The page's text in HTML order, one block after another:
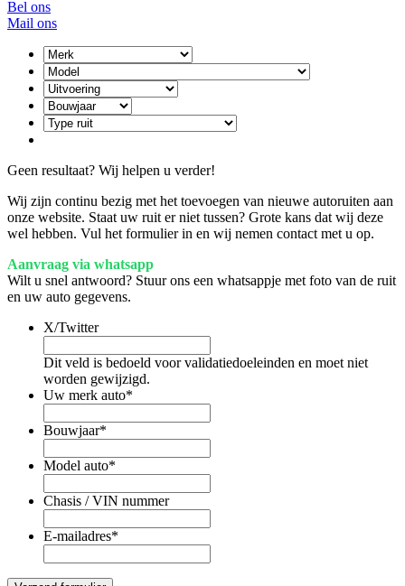
Bel ons
Mail ons
Geen resultaat? Wij helpen u verder!
Wij zijn continu bezig met het toevoegen van nieuwe autoruiten aan
onze website. Staat uw ruit er niet tussen? Grote kans dat wij deze
wel hebben. Vul het formulier in en wij nemen contact met u op.
Aanvraag via whatsapp
Wilt u snel antwoord? Stuur ons een whatsappje met foto van de ruit
en uw auto gegevens.
X/Twitter
Dit veld is bedoeld voor validatiedoeleinden en moet niet
worden gewijzigd.
Uw merk auto*
Bouwjaar*
Model auto*
Chasis / VIN nummer
E-mailadres*